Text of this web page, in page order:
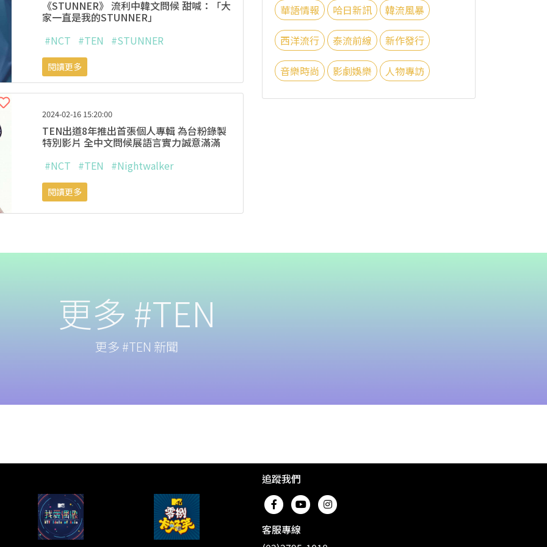
華語情報 哈日新訊 韓流風暴
西洋流行 泰流前線 新作發行
音樂時尚 影劇娛樂 人物專訪
《STUNNER》 流利中韓文問候 甜喊：「大
家一直是我的STUNNER」
#NCT #TEN #STUNNER
閱讀更多
2024-02-16 15:20:00
TEN出道8年推出首張個人專輯 為台粉錄製
特別影片 全中文問候展語言實力誠意滿滿
#NCT #TEN #Nightwalker
閱讀更多
更多 #TEN
更多 #TEN 新聞
追蹤我們
客服專線